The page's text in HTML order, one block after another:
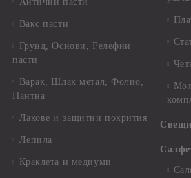
Вакс пасти
Грунд, Основи, Релефни
пасти
Варак, Шлак метал, Фолио,
Пантна
Лакове и защитни покрития
Лепила
Краклета и медиуми
Свещи